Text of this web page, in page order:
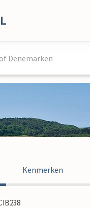
Kenmerken